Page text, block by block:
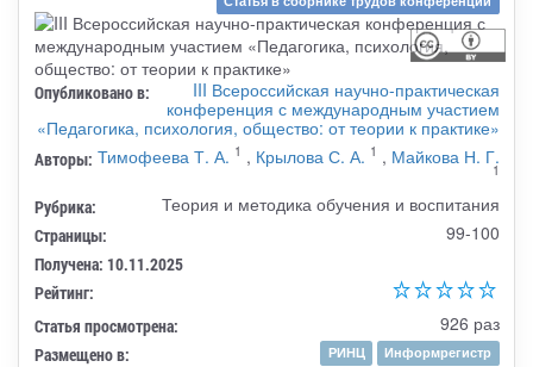
Опубликовано в:
III Всероссийская научно-практическая
конференция с международным участием
«Педагогика, психология, общество: от теории к практике»
Авторы: Тимофеева Т. А. 1 , Крылова С. А. 1 , Майкова Н. Г.
1
Рубрика: Теория и методика обучения и воспитания
Страницы: 99-100
Получена: 10.11.2025
Рейтинг:
Статья просмотрена:
926 раз
Размещено в: РИНЦ
Информрегистр